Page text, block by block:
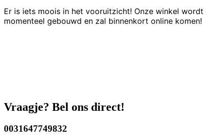
Er is iets moois in het vooruitzicht! Onze winkel wordt
momenteel gebouwd en zal binnenkort online komen!
Vraagje? Bel ons direct!
0031647749832